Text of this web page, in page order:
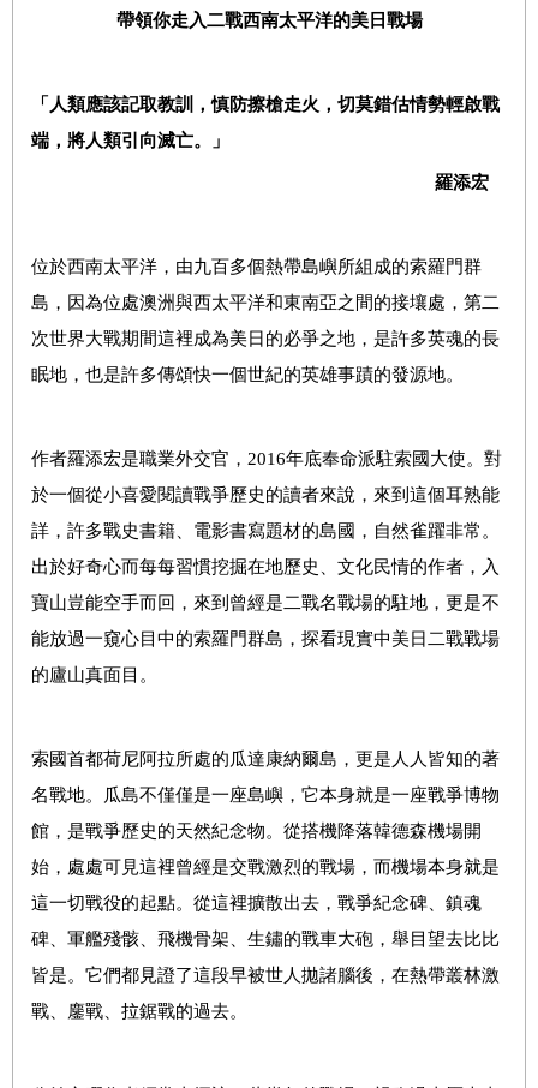
帶領你走入二戰西南太平洋的美日戰場
「人類應該記取教訓，慎防擦槍走火，切莫錯估情勢輕啟戰
端，將人類引向滅亡。」
羅添宏
位於西南太平洋，由九百多個熱帶島嶼所組成的索羅門群
島，因為位處澳洲與西太平洋和東南亞之間的接壤處，第二
次世界大戰期間這裡成為美日的必爭之地，是許多英魂的長
眠地，也是許多傳頌快一個世紀的英雄事蹟的發源地。
作者羅添宏是職業外交官，2016年底奉命派駐索國大使。對
於一個從小喜愛閱讀戰爭歷史的讀者來說，來到這個耳熟能
詳，許多戰史書籍、電影書寫題材的島國，自然雀躍非常。
出於好奇心而每每習慣挖掘在地歷史、文化民情的作者，入
寶山豈能空手而回，來到曾經是二戰名戰場的駐地，更是不
能放過一窺心目中的索羅門群島，探看現實中美日二戰戰場
的廬山真面目。
索國首都荷尼阿拉所處的瓜達康納爾島，更是人人皆知的著
名戰地。瓜島不僅僅是一座島嶼，它本身就是一座戰爭博物
館，是戰爭歷史的天然紀念物。從搭機降落韓德森機場開
始，處處可見這裡曾經是交戰激烈的戰場，而機場本身就是
這一切戰役的起點。從這裡擴散出去，戰爭紀念碑、鎮魂
碑、軍艦殘骸、飛機骨架、生鏽的戰車大砲，舉目望去比比
皆是。它們都見證了這段早被世人拋諸腦後，在熱帶叢林激
戰、鏖戰、拉鋸戰的過去。